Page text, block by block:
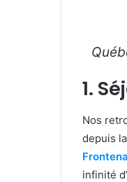
1.
Nos
depuis
infinité d’